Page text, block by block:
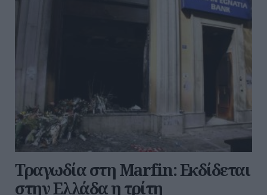
Τραγωδία στη Marfin: Εκδίδεται
στην Ελλάδα η τρίτη